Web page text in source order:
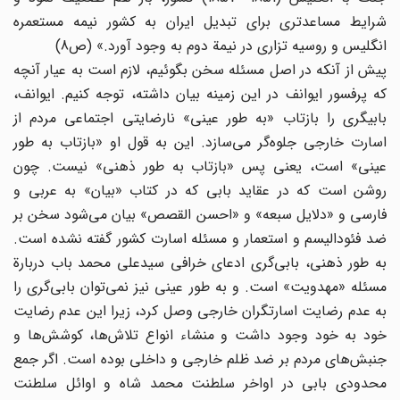
شرایط مساعدتری برای تبدیل ایران به کشور نیمه مستعمره
انگلیس و روسیه تزاری در نیمة دوم به وجود آورد.» (ص8)
پیش از آنکه در اصل مسئله سخن بگوئیم، لازم است به عیار آنچه
که پرفسور ایوانف در این زمینه بیان داشته، توجه کنیم. ایوانف،
بابیگری را بازتاب «به طور عینی» نارضایتی اجتماعی مردم از
اسارت خارجی جلوه‌گر می‌سازد. این به قول او «بازتاب به طور
عینی» است، یعنی پس «بازتاب به طور ذهنی» نیست. چون
روشن است که در عقاید بابی که در کتاب «بیان» به عربی و
فارسی و «دلایل سبعه» و «احسن القصص» بیان می‌شود سخن بر
ضد فئودالیسم و استعمار و مسئله اسارت کشور گفته نشده است.
به طور ذهنی، بابی‌گری ادعای خرافی سیدعلی محمد باب دربارة
مسئله «مهدویت» است. و به طور عینی نیز نمی‌توان بابی‌گری را
به عدم رضایت اسارتگران خارجی وصل کرد، زیرا این عدم رضایت
خود به خود وجود داشت و منشاء انواع تلاش‌ها، کوشش‌ها و
جنبش‌های مردم بر ضد ظلم خارجی و داخلی بوده است. اگر جمع
محدودی بابی در اواخر سلطنت محمد شاه و اوائل سلطنت